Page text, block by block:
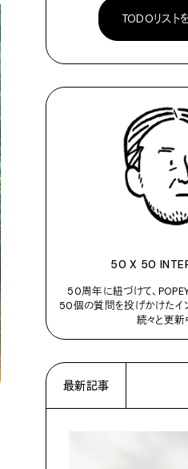
TODOリスト
50 X 50
50周年に紐づけて、
50個の質問を投げかけたイ
続々と更新
最新記事